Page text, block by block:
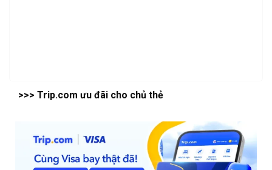
>>> Trip.com ưu đãi cho chủ thẻ